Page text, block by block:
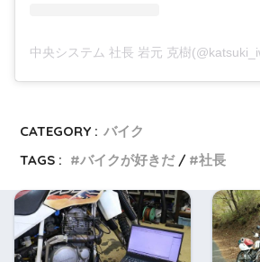
CATEGORY : バイク
TAGS :
バイクが好きだ 社長